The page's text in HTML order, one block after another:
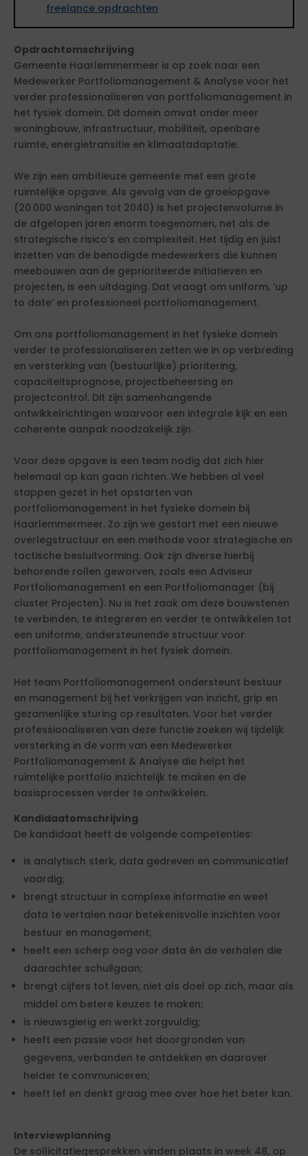
freelance opdrachten
Opdrachtomschrijving
Gemeente Haarlemmermeer is op zoek naar een
Medewerker Portfoliomanagement & Analyse voor het
verder professionaliseren van portfoliomanagement in
het fysiek domein. Dit domein omvat onder meer
woningbouw, infrastructuur, mobiliteit, openbare
ruimte, energietransitie en klimaatadaptatie.
We zijn een ambitieuze gemeente met een grote
ruimtelijke opgave. Als gevolg van de groeiopgave
(20.000 woningen tot 2040) is het projectenvolume in
de afgelopen jaren enorm toegenomen, net als de
strategische risico’s en complexiteit. Het tijdig en juist
inzetten van de benodigde medewerkers die kunnen
meebouwen aan de geprioriteerde initiatieven en
projecten, is een uitdaging. Dat vraagt om uniform, ‘up
to date’ en professioneel portfoliomanagement.
Om ons portfoliomanagement in het fysieke domein
verder te professionaliseren zetten we in op verbreding
en versterking van (bestuurlijke) prioritering,
capaciteitsprognose, projectbeheersing en
projectcontrol. Dit zijn samenhangende
ontwikkelrichtingen waarvoor een integrale kijk en een
coherente aanpak noodzakelijk zijn.
Voor deze opgave is een team nodig dat zich hier
helemaal op kan gaan richten. We hebben al veel
stappen gezet in het opstarten van
portfoliomanagement in het fysieke domein bij
Haarlemmermeer. Zo zijn we gestart met een nieuwe
overlegstructuur en een methode voor strategische en
tactische besluitvorming. Ook zijn diverse hierbij
behorende rollen geworven, zoals een Adviseur
Portfoliomanagement en een Portfoliomanager (bij
cluster Projecten). Nu is het zaak om deze bouwstenen
te verbinden, te integreren en verder te ontwikkelen tot
een uniforme, ondersteunende structuur voor
portfoliomanagement in het fysiek domein.
Het team Portfoliomanagement ondersteunt bestuur
en management bij het verkrijgen van inzicht, grip en
gezamenlijke sturing op resultaten. Voor het verder
professionaliseren van deze functie zoeken wij tijdelijk
versterking in de vorm van een Medewerker
Portfoliomanagement & Analyse die helpt het
ruimtelijke portfolio inzichtelijk te maken en de
basisprocessen verder te ontwikkelen.
Kandidaatomschrijving
De kandidaat heeft de volgende competenties:
is analytisch sterk, data gedreven en communicatief
vaardig;
brengt structuur in complexe informatie en weet
data te vertalen naar betekenisvolle inzichten voor
bestuur en management;
heeft een scherp oog voor data én de verhalen die
daarachter schuilgaan;
brengt cijfers tot leven, niet als doel op zich, maar als
middel om betere keuzes te maken;
is nieuwsgierig en werkt zorgvuldig;
heeft een passie voor het doorgronden van
gegevens, verbanden te ontdekken en daarover
helder te communiceren;
heeft lef en denkt graag mee over hoe het beter kan.
Interviewplanning
De sollicitatiegesprekken vinden plaats in week 48, op